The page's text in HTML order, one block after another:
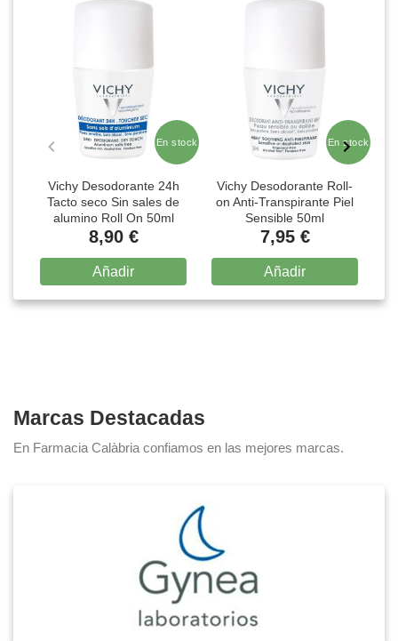
En stock
Vichy Desodorante 24h
Tacto seco Sin sales de
alumino Roll On 50ml
8,90 €
Añadir
En stock
Vichy Desodorante Roll-
on Anti-Transpirante Piel
Sensible 50ml
7,95 €
Añadir
Item
Marcas Destacadas
En Farmacia Calàbria confiamos en las mejores marcas.